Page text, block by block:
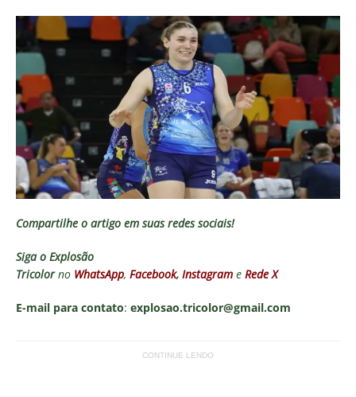
Compartilhe o artigo em suas redes sociais!
Siga o Explosão
Tricolorno WhatsApp, Facebook, Instagram e Rede X
E-mail para contato: explosao.tricolor@gmail.com
CONTINUE LENDO